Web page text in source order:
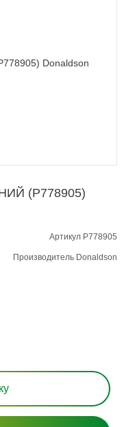
(P778905)
Артикул P778905
Производитель Donaldson